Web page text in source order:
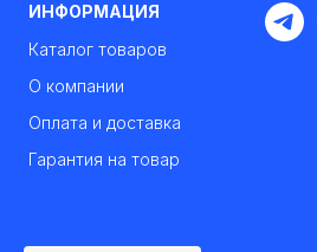
ИНФОРМАЦИЯ
Каталог товаров
О компании
Оплата и доставка
Гарантия на товар